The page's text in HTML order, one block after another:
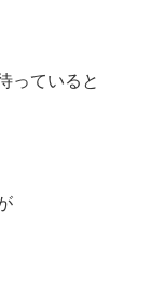
っていると